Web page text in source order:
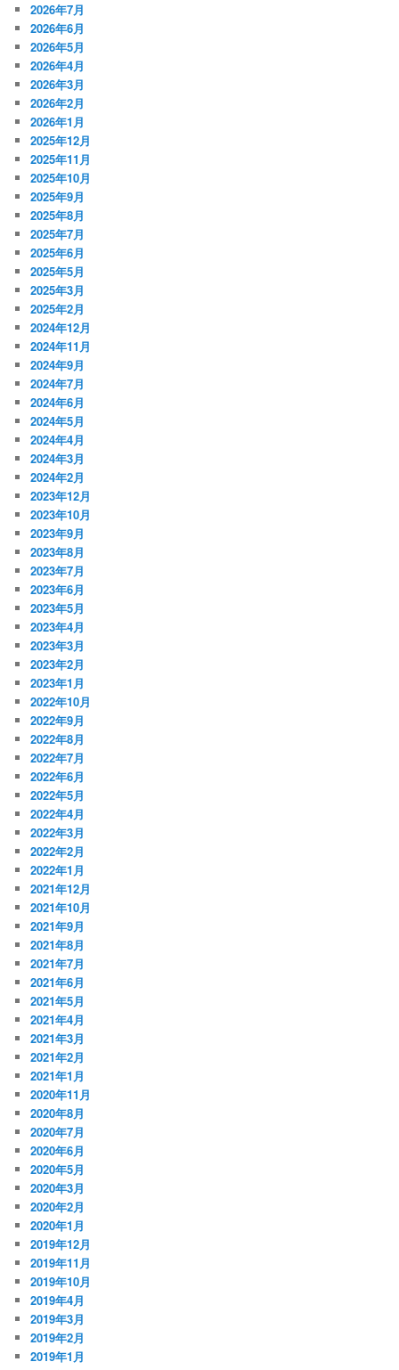
2026年7月
2026年6月
2026年5月
2026年4月
2026年3月
2026年2月
2026年1月
2025年12月
2025年11月
2025年10月
2025年9月
2025年8月
2025年7月
2025年6月
2025年5月
2025年3月
2025年2月
2024年12月
2024年11月
2024年9月
2024年7月
2024年6月
2024年5月
2024年4月
2024年3月
2024年2月
2023年12月
2023年10月
2023年9月
2023年8月
2023年7月
2023年6月
2023年5月
2023年4月
2023年3月
2023年2月
2023年1月
2022年10月
2022年9月
2022年8月
2022年7月
2022年6月
2022年5月
2022年4月
2022年3月
2022年2月
2022年1月
2021年12月
2021年10月
2021年9月
2021年8月
2021年7月
2021年6月
2021年5月
2021年4月
2021年3月
2021年2月
2021年1月
2020年11月
2020年8月
2020年7月
2020年6月
2020年5月
2020年3月
2020年2月
2020年1月
2019年12月
2019年11月
2019年10月
2019年4月
2019年3月
2019年2月
2019年1月